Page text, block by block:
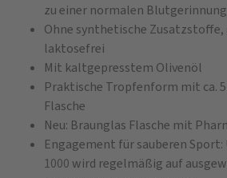
zu einer normalen
Ohne synthetische
laktosefrei
Mit kaltgepresstem Olivenöl
Praktische Tropfenform mit ca.
Flasche
Neu: Braunglas Flasche mit
Engagement für sauberen Sport:
1000wird regelmäßig auf